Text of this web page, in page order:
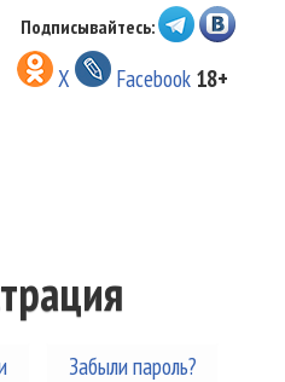
основному
Подписывайтесь:
X Facebook 18+
Забыли пароль?